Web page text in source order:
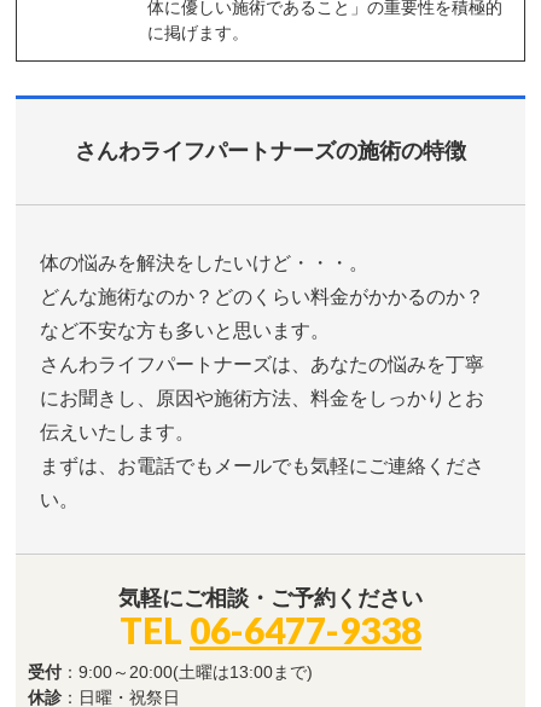
体に優しい施術であること」の重要性を積極的
に掲げます。
さんわライフパートナーズの施術の特徴
体の悩みを解決をしたいけど・・・。
どんな施術なのか？どのくらい料金がかかるのか？
など不安な方も多いと思います。
さんわライフパートナーズは、あなたの悩みを丁寧
にお聞きし、原因や施術方法、料金をしっかりとお
伝えいたします。
まずは、お電話でもメールでも気軽にご連絡くださ
い。
気軽にご相談・ご予約ください
TEL 06-6477-9338
受付 ：9:00～20:00(土曜は13:00まで)
休診 ：日曜・祝祭日